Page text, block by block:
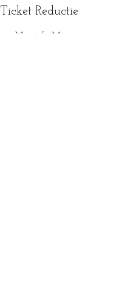
Ticket Reductie
Meer info